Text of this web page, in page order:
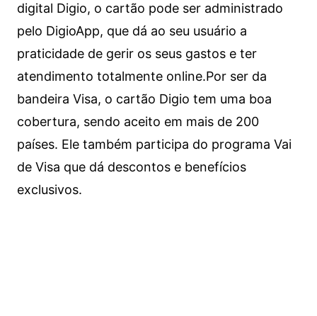
digital Digio, o cartão pode ser administrado
pelo DigioApp, que dá ao seu usuário a
praticidade de gerir os seus gastos e ter
atendimento totalmente online.Por ser da
bandeira Visa, o cartão Digio tem uma boa
cobertura, sendo aceito em mais de 200
países. Ele também participa do programa Vai
de Visa que dá descontos e benefícios
exclusivos.